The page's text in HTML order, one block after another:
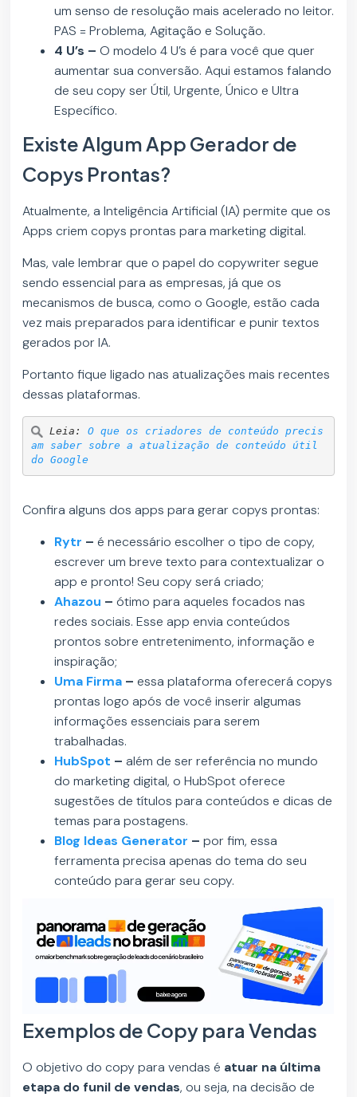
um senso de resolução mais acelerado no leitor.
PAS = Problema, Agitação e Solução.
4 U’s – O modelo 4 U’s é para você que quer
aumentar sua conversão. Aqui estamos falando
de seu copy ser Útil, Urgente, Único e Ultra
Específico.
Existe Algum App Gerador de
Copys Prontas?
Atualmente, a Inteligência Artificial (IA) permite que os
Apps criem copys prontas para marketing digital.
Mas, vale lembrar que o papel do copywriter segue
sendo essencial para as empresas, já que os
mecanismos de busca, como o Google, estão cada
vez mais preparados para identificar e punir textos
gerados por IA.
Portanto fique ligado nas atualizações mais recentes
dessas plataformas.
Leia: O que os criadores de conteúdo precis
am saber sobre a atualização de conteúdo útil
do Google
Confira alguns dos apps para gerar copys prontas:
Rytr – é necessário escolher o tipo de copy,
escrever um breve texto para contextualizar o
app e pronto! Seu copy será criado;
Ahazou – ótimo para aqueles focados nas
redes sociais. Esse app envia conteúdos
prontos sobre entretenimento, informação e
inspiração;
Uma Firma – essa plataforma oferecerá copys
prontas logo após de você inserir algumas
informações essenciais para serem
trabalhadas.
HubSpot – além de ser referência no mundo
do marketing digital, o HubSpot oferece
sugestões de títulos para conteúdos e dicas de
temas para postagens.
Blog Ideas Generator – por fim, essa
ferramenta precisa apenas do tema do seu
conteúdo para gerar seu copy.
Exemplos de Copy para Vendas
O objetivo do copy para vendas é atuar na última
etapa do funil de vendas, ou seja, na decisão de